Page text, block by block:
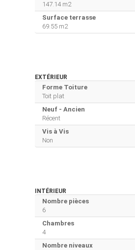
147.14 m2
Surface terrasse
69.55 m2
EXTÉRIEUR
Forme Toiture
Toit plat
Neuf - Ancien
Récent
Vis à Vis
Non
INTÉRIEUR
Nombre pièces
6
Chambres
4
Nombre niveaux